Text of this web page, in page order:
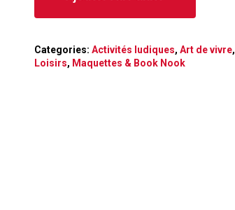
Categories:Activités ludiques,Art de vivre,
Loisirs, Maquettes & Book Nook